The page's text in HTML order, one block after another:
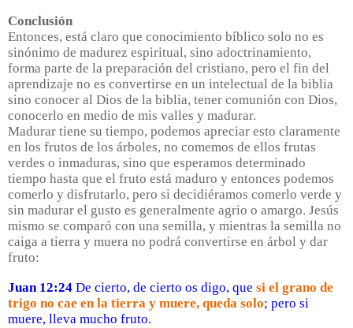
Conclusión
Entonces, está claro que conocimiento bíblico solo no es
sinónimo de madurez espiritual, sino adoctrinamiento,
forma parte de la preparación del cristiano, pero el fin del
aprendizaje no es convertirse en un intelectual de la biblia
sino conocer al Dios de la biblia, tener comunión con Dios,
conocerlo en medio de mis valles y madurar.
Madurar tiene su tiempo, podemos apreciar esto claramente
en los frutos de los árboles, no comemos de ellos frutas
verdes o inmaduras, sino que esperamos determinado
tiempo hasta que el fruto está maduro y entonces podemos
comerlo y disfrutarlo, pero si decidiéramos comerlo verde y
sin madurar el gusto es generalmente agrio o amargo. Jesús
mismo se comparó con una semilla, y mientras la semilla no
caiga a tierra y muera no podrá convertirse en árbol y dar
fruto:
Juan 12:24 De cierto, de cierto os digo, que si el grano de
trigo no cae en la tierra y muere, queda solo; pero si
muere, lleva mucho fruto.